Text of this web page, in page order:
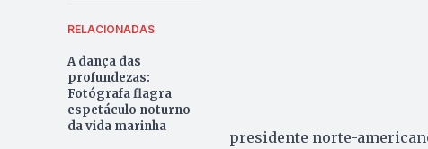
RELACIONADAS
A dança das
profundezas:
Fotógrafa flagra
espetáculo noturno
da vida marinha
presidente norte-